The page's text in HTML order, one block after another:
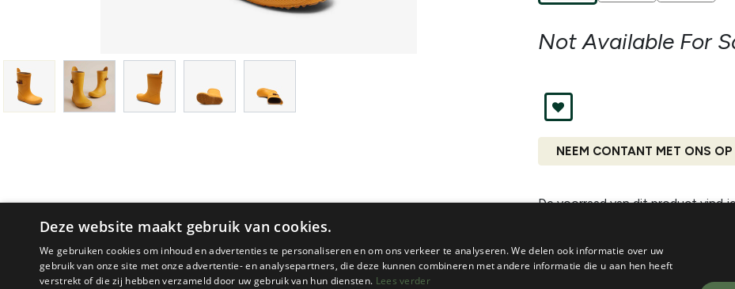
Not Available For
NEEM CONTANT MET ONS OP
De voorraad van dit product vind
Deze website maakt gebruik van cookies.
We gebruiken cookies om inhoud en advertenties te personaliseren en om ons verkeer te analyseren. We delen ook informatie over uw
gebruik van onze site met onze advertentie- en analysepartners, die deze kunnen combineren met andere informatie die u aan hen heeft
verstrekt of die zij hebben verzameld door uw gebruik van hun diensten. Lees verder